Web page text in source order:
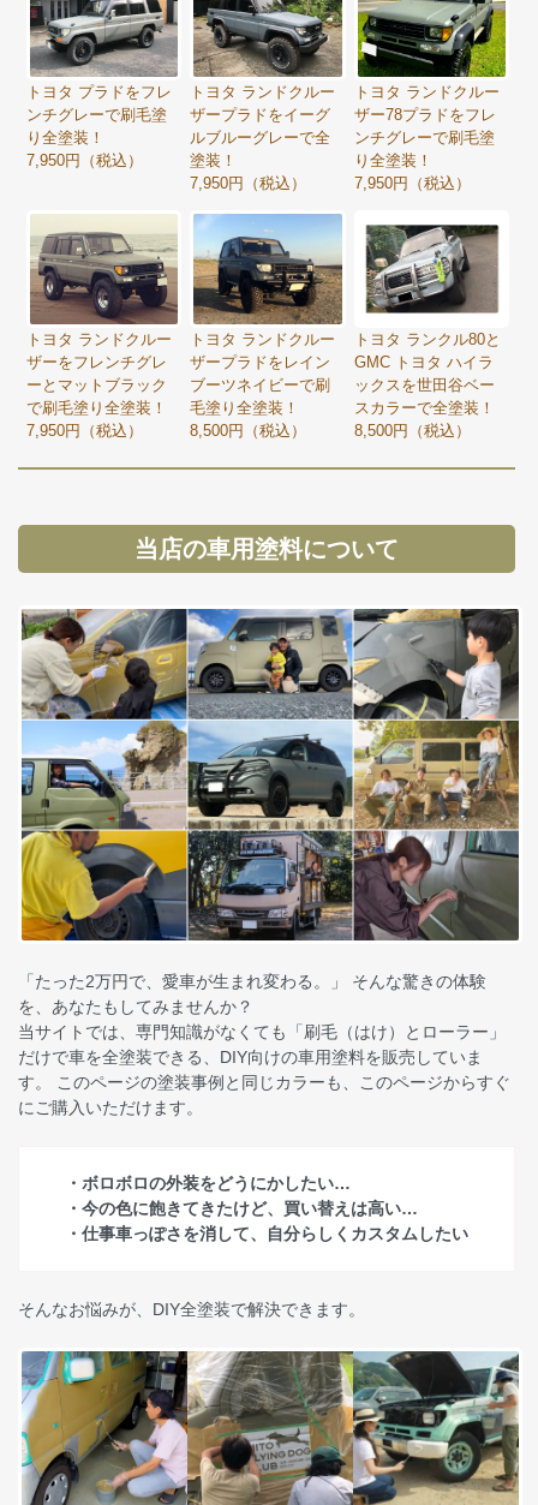
トヨタ プラドをフレ
ンチグレーで刷毛塗
り全塗装！
7,950円（税込）
トヨタ ランドクルー
ザープラドをイーグ
ルブルーグレーで全
塗装！
7,950円（税込）
トヨタ ランドクルー
ザー78プラドをフレ
ンチグレーで刷毛塗
り全塗装！
7,950円（税込）
トヨタ ランドクルー
ザーをフレンチグレ
ーとマットブラック
で刷毛塗り全塗装！
7,950円（税込）
トヨタ ランドクルー
ザープラドをレイン
ブーツネイビーで刷
毛塗り全塗装！
8,500円（税込）
トヨタ ランクル80と
GMC トヨタ ハイラ
ックスを世田谷ベー
スカラーで全塗装！
8,500円（税込）
当店の車用塗料について
「たった2万円で、愛車が生まれ変わる。」 そんな驚きの体験
を、あなたもしてみませんか？
当サイトでは、専門知識がなくても「刷毛（はけ）とローラー」
だけで車を全塗装できる、DIY向けの車用塗料を販売していま
す。 このページの塗装事例と同じカラーも、このページからすぐ
にご購入いただけます。
・ボロボロの外装をどうにかしたい…
・今の色に飽きてきたけど、買い替えは高い…
・仕事車っぽさを消して、自分らしくカスタムしたい
そんなお悩みが、DIY全塗装で解決できます。